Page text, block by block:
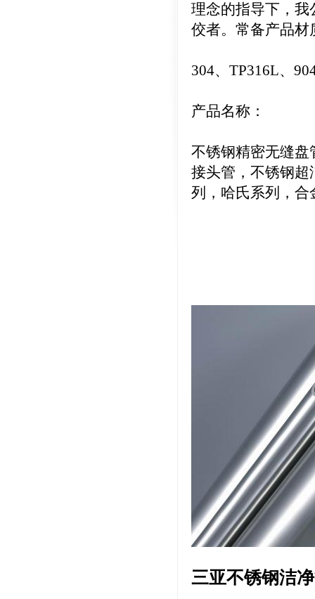
理念的指导下，我
佼者。常备产品材
304、TP316L、
产品名称：
不锈钢精密无缝盘
接头管，不锈钢超
列，哈氏系列，合
三亚不锈钢洁